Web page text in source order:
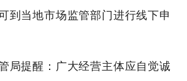
到当地市场监管部门进行线下申
提醒：广大经营主体应自觉诚